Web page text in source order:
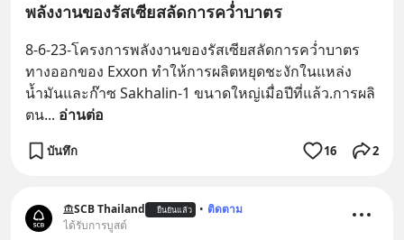
พลังงานของรัสเซียสลัดการคว่ำบาตร
8-6-23-โครงการพลังงานของรัสเซียสลัดการคว่ำบาตร
ทางออกของ Exxon ทำให้การผลิตหยุดชะงักในแหล่ง
น้ำมันและก๊าซ Sakhalin-1 ขนาดใหญ่เมื่อปีที่แล้ว.การผลิ
ตน... อ่านต่อ
บันทึก 16 2
SCB Thailand ยืนยันแล้ว • ติดตาม
ได้รับการบูสต์